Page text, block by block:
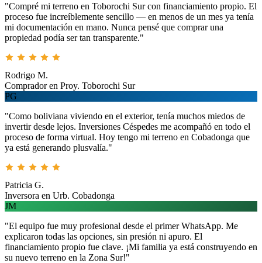
"Compré mi terreno en Toborochi Sur con financiamiento propio. El
proceso fue increíblemente sencillo — en menos de un mes ya tenía
mi documentación en mano. Nunca pensé que comprar una
propiedad podía ser tan transparente."
Rodrigo M.
Comprador en Proy. Toborochi Sur
PG
"Como boliviana viviendo en el exterior, tenía muchos miedos de
invertir desde lejos. Inversiones Céspedes me acompañó en todo el
proceso de forma virtual. Hoy tengo mi terreno en Cobadonga que
ya está generando plusvalía."
Patricia G.
Inversora en Urb. Cobadonga
JM
"El equipo fue muy profesional desde el primer WhatsApp. Me
explicaron todas las opciones, sin presión ni apuro. El
financiamiento propio fue clave. ¡Mi familia ya está construyendo en
su nuevo terreno en la Zona Sur!"